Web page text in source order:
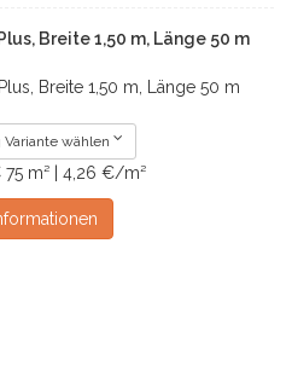
Breite 1,50 m, Länge 50 m
Breite 1,50 m, Länge 50 m
wählen
75 m² | 4,26 €/m²